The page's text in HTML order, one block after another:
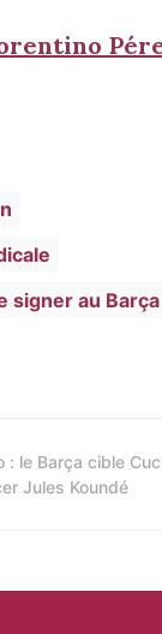
signer au Barça
: le Barça cible
Jules Koundé